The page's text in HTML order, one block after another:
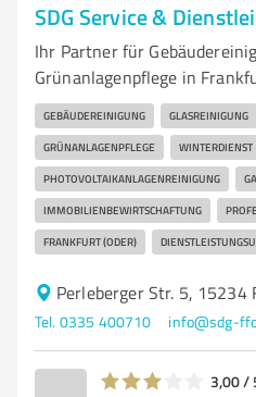
SDG Service &
Ihr Partner für
Grünanlagenpflege in
GEBÄUDEREINIGUNG GLASREINIGUNG
GRÜNANLAGENPFLEGE WINTERDIENST
PHOTOVOLTAIKANLAGENREINIGUNG
IMMOBILIENBEWIRTSCHAFTUNG
FRANKFURT (ODER)
Perleberger Str. 5, 15234
Tel. 0335 400710 info@sdg-
3,00 /